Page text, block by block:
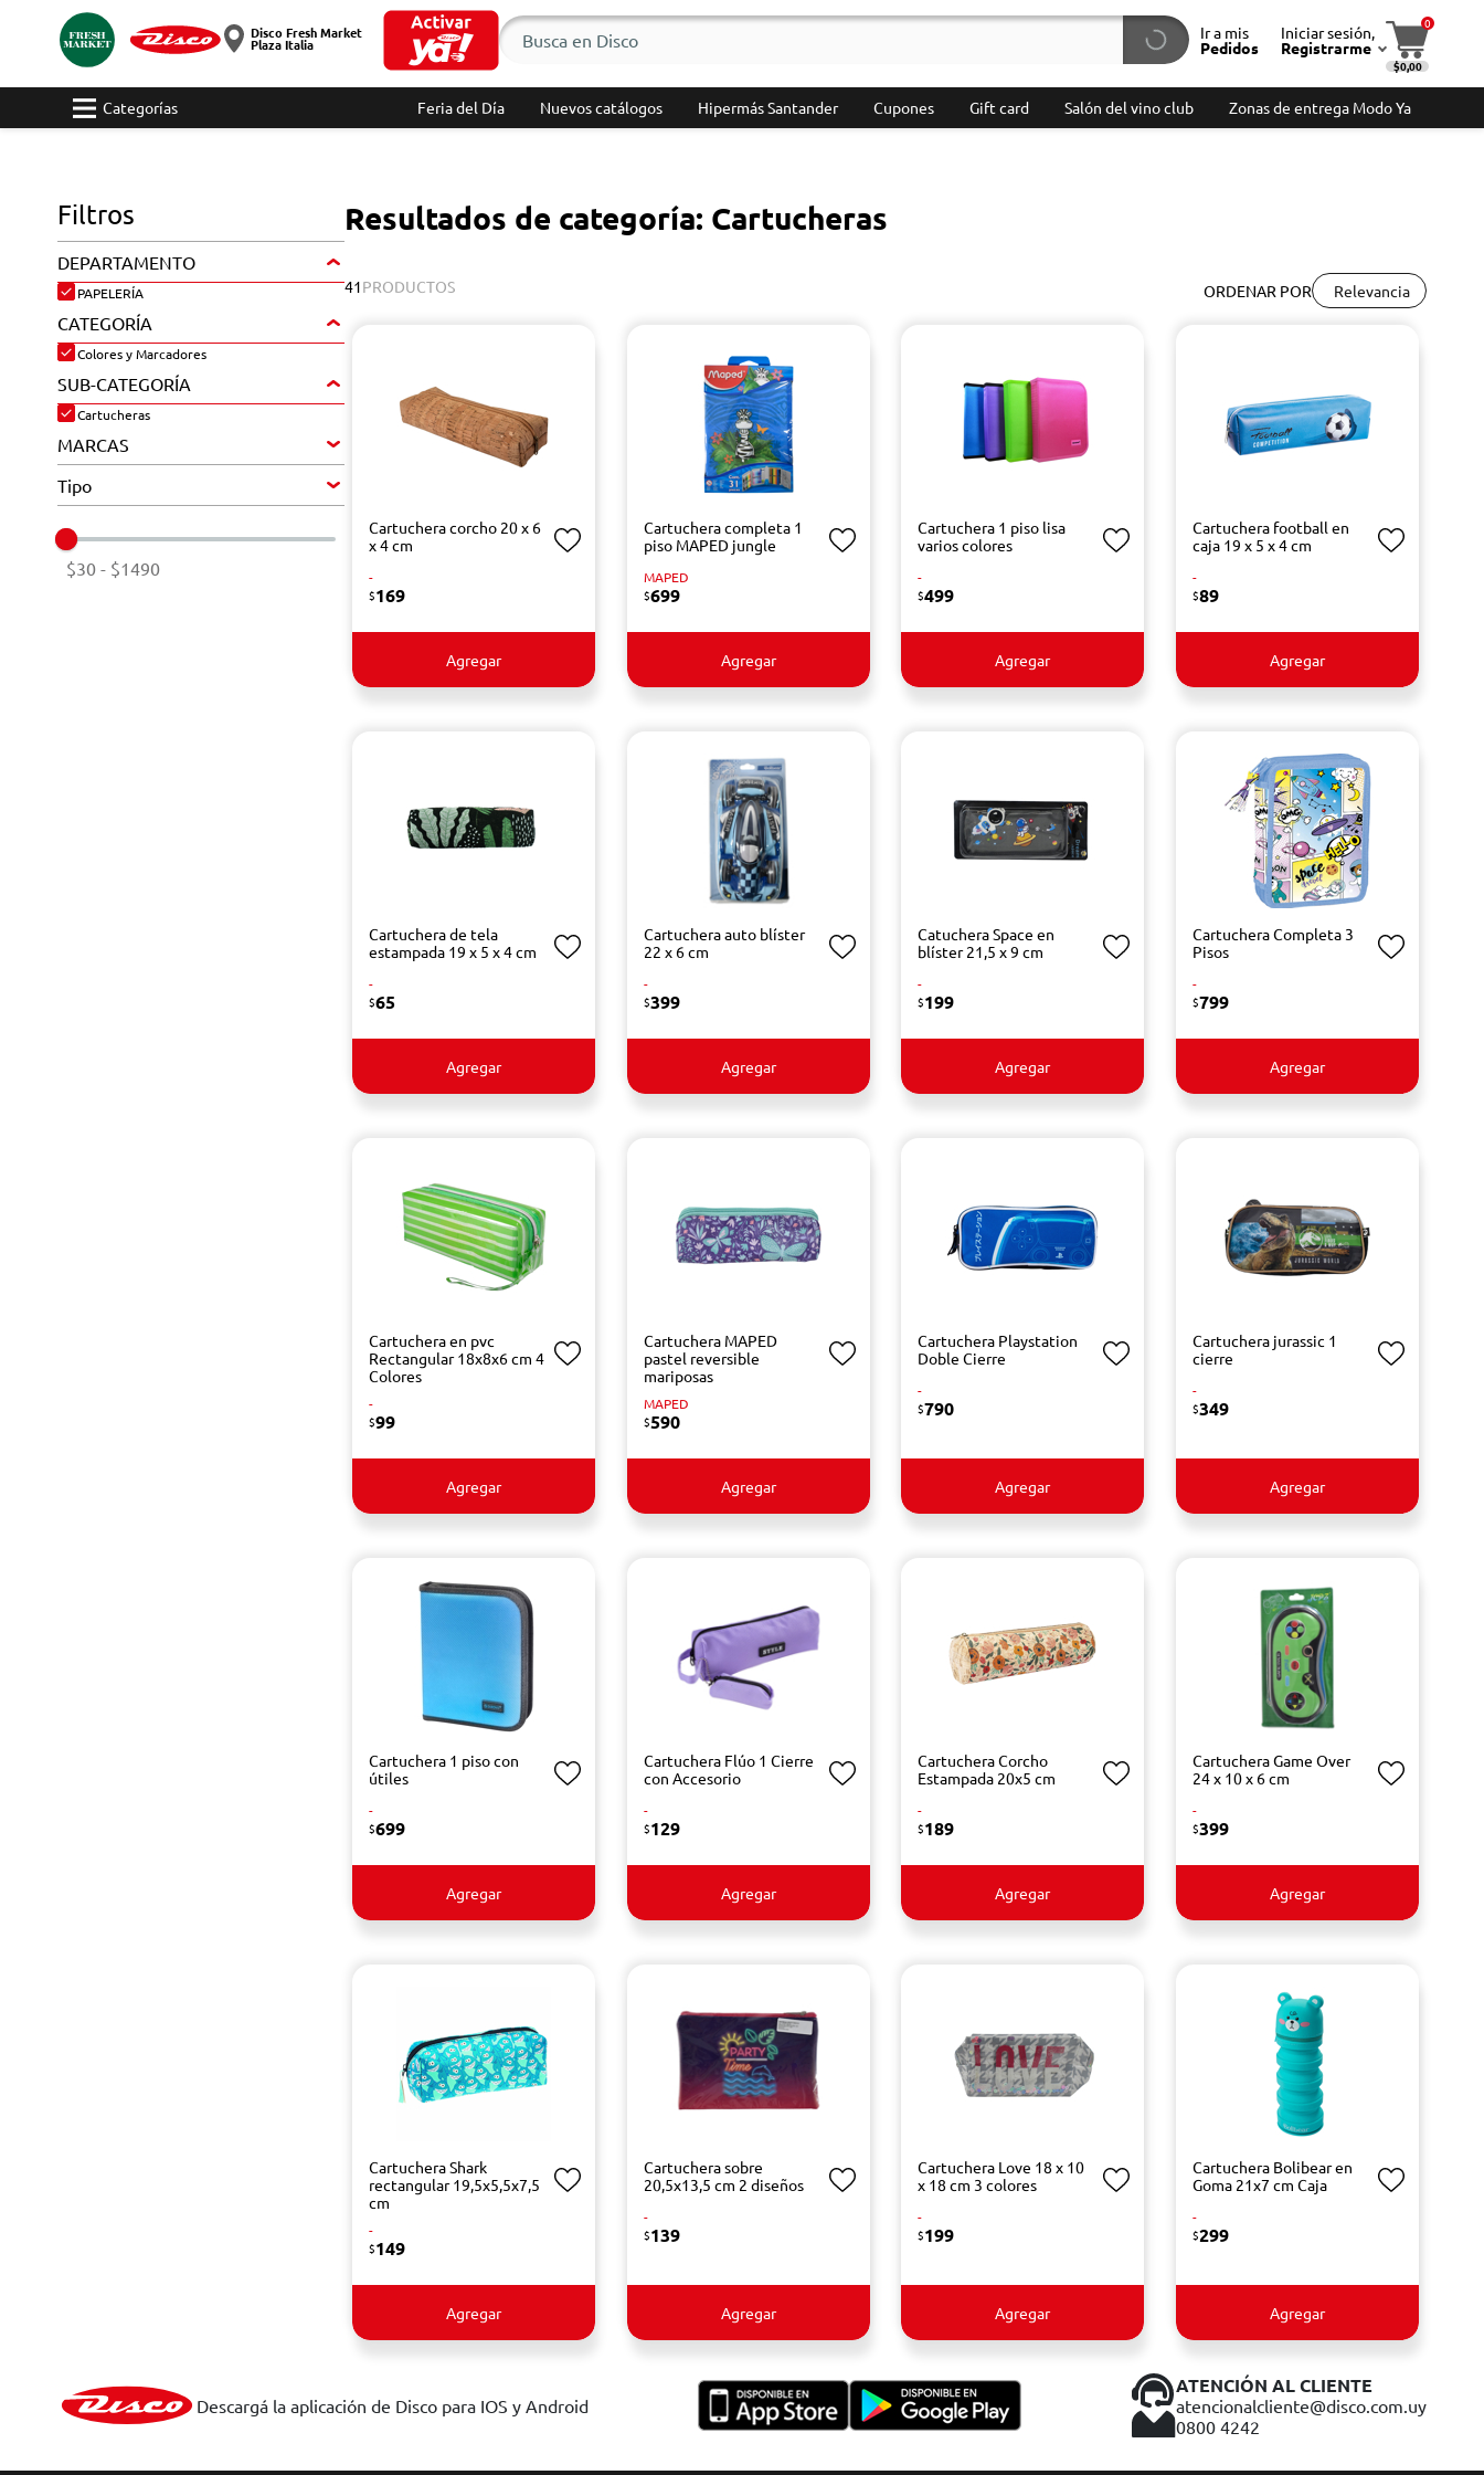
Disco Fresh Market
Plaza Italia
Ir a mis
Pedidos
Iniciar sesión,
Registrarme
0
$0,00
Categorías Feria del Día Nuevos catálogos Hipermás Santander Cupones Gift card Salón del vino club Zonas de entrega Modo Ya
Filtros
DEPARTAMENTO
PAPELERÍA
CATEGORÍA
Colores y Marcadores
SUB-CATEGORÍA
Cartucheras
MARCAS
Tipo
$30 - $1490
Resultados de categoría: Cartucheras
ORDENAR POR Relevancia
41PRODUCTOS
Cartuchera corcho 20 x 6
x 4 cm
-
$169
Agregar
Cartuchera completa 1
piso MAPED jungle
MAPED
$699
Agregar
Cartuchera 1 piso lisa
varios colores
-
$499
Agregar
Cartuchera football en
caja 19 x 5 x 4 cm
-
$89
Agregar
Cartuchera de tela
estampada 19 x 5 x 4 cm
-
$65
Agregar
Cartuchera auto blíster
22 x 6 cm
-
$399
Agregar
Catuchera Space en
blíster 21,5 x 9 cm
-
$199
Agregar
Cartuchera Completa 3
Pisos
-
$799
Agregar
Cartuchera en pvc
Rectangular 18x8x6 cm 4
Colores
-
$99
Agregar
Cartuchera MAPED
pastel reversible
mariposas
MAPED
$590
Agregar
Cartuchera Playstation
Doble Cierre
-
$790
Agregar
Cartuchera jurassic 1
cierre
-
$349
Agregar
Cartuchera 1 piso con
útiles
-
$699
Agregar
Cartuchera Flúo 1 Cierre
con Accesorio
-
$129
Agregar
Cartuchera Corcho
Estampada 20x5 cm
-
$189
Agregar
Cartuchera Game Over
24 x 10 x 6 cm
-
$399
Agregar
Cartuchera Shark
rectangular 19,5x5,5x7,5
cm
-
$149
Agregar
Cartuchera sobre
20,5x13,5 cm 2 diseños
-
$139
Agregar
Cartuchera Love 18 x 10
x 18 cm 3 colores
-
$199
Agregar
Cartuchera Bolibear en
Goma 21x7 cm Caja
-
$299
Agregar
Descargá la aplicación de Disco para IOS y Android
ATENCIÓN AL CLIENTE
atencionalcliente@disco.com.uy
0800 4242